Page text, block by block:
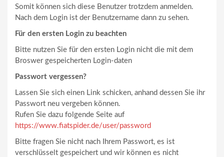
Somit können sich diese Benutzer trotzdem anmelden.
Nach dem Login ist der Benutzername dann zu sehen.
Für den ersten Login zu beachten
Bitte nutzen Sie für den ersten Login nicht die mit dem
Broswer gespeicherten Login-daten
Passwort vergessen?
Lassen Sie sich einen Link schicken, anhand dessen Sie ihr
Passwort neu vergeben können.
Rufen Sie dazu folgende Seite auf
https://www.fiatspider.de/user/password
Bitte fragen Sie nicht nach Ihrem Passwort, es ist
verschlüsselt gespeichert und wir können es nicht